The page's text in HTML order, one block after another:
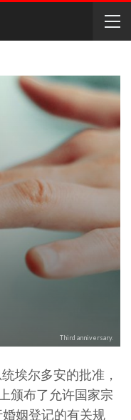
Third anniversary.
埃尔多安的批准，
颁布了允许国家宗
姻登记的有关规